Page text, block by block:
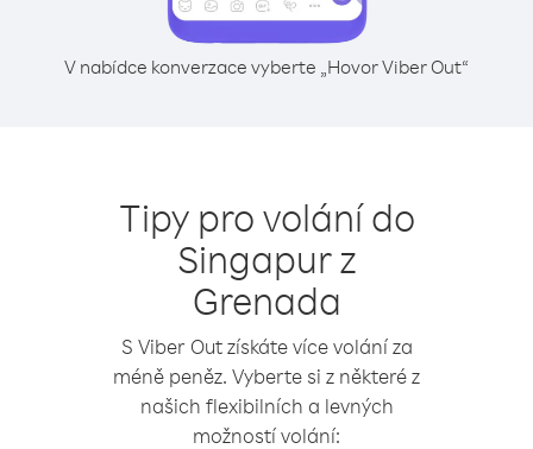
V nabídce konverzace vyberte „Hovor Viber Out“
Tipy pro volání do
Singapur z
Grenada
S Viber Out získáte více volání za
méně peněz. Vyberte si z některé z
našich flexibilních a levných
možností volání: